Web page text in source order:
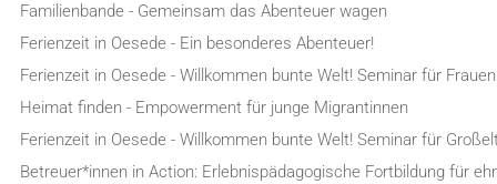
Familienbande - Gemeinsam das Abenteuer wagen
Ferienzeit in Oesede - Ein besonderes Abenteuer!
Ferienzeit in Oesede - Willkommen bunte Welt! Seminar für
Heimat finden - Empowerment für junge Migrantinnen
Ferienzeit in Oesede - Willkommen bunte Welt! Seminar für
Betreuer*innen in Action: Erlebnispädagogische Fortbildung für